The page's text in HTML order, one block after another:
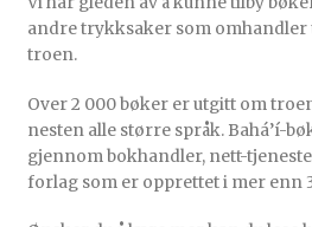
andre trykksaker som omhandler
troen.
Over 2 000 bøker er utgitt om
nesten alle større språk. Bahá’í-
gjennom bokhandler, nett-
forlag som er opprettet i mer enn